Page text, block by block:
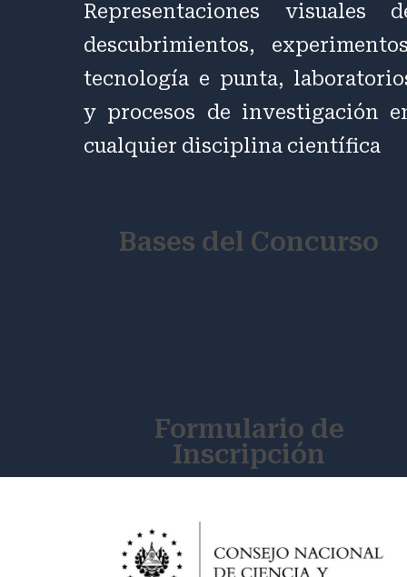
Representaciones visuales
descubrimientos,
tecnología e punta,
y procesos de investigación
cualquier disciplina científica
Bases del Concurso
Formulario de
Inscripción